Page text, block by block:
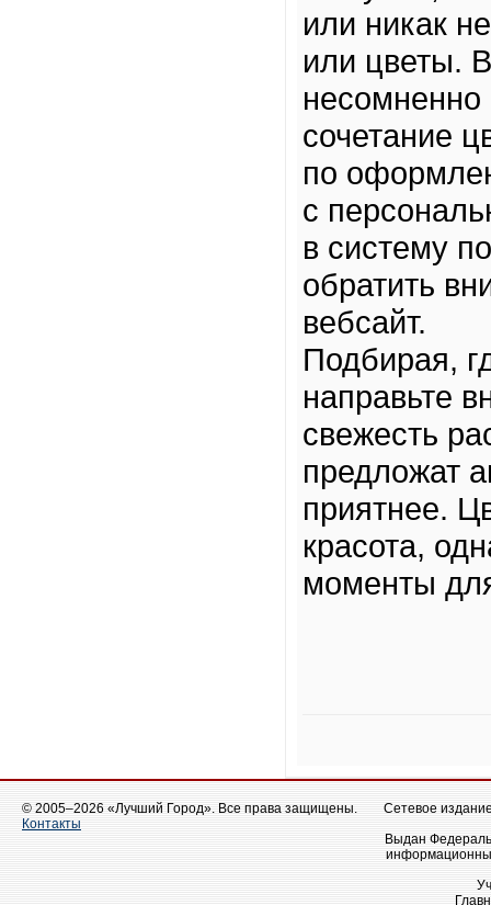
или никак
или цветы.
несомненно
сочетание
по
с
в систему
обратить
вебсайт.
Подбирая,
направьте
свежесть
предложат
приятнее.
красота,
моменты
© 2005–2026 «Лучший Город». Все права защищены.
Контакты
Сетевое
Выдан